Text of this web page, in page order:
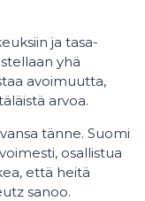
ja tasa-
yhä
avoimuutta,
arvoa.
tänne. Suomi
osallistua
että heitä
sanoo.